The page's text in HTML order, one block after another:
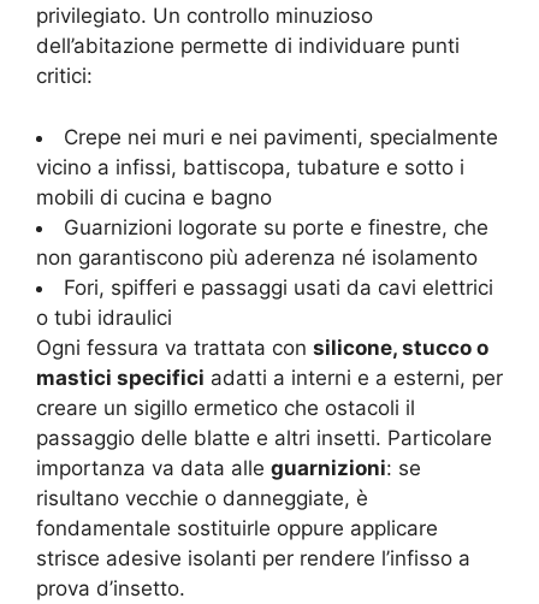
privilegiato. Un controllo minuzioso
dell’abitazione permette di individuare punti
critici:
Crepe nei muri e nei pavimenti, specialmente
vicino a infissi, battiscopa, tubature e sotto i
mobili di cucina e bagno
Guarnizioni logorate su porte e finestre, che
non garantiscono più aderenza né isolamento
Fori, spifferi e passaggi usati da cavi elettrici
o tubi idraulici
Ogni fessura va trattata con silicone, stucco o
mastici specifici adatti a interni e a esterni, per
creare un sigillo ermetico che ostacoli il
passaggio delle blatte e altri insetti. Particolare
importanza va data alle guarnizioni: se
risultano vecchie o danneggiate, è
fondamentale sostituirle oppure applicare
strisce adesive isolanti per rendere l’infisso a
prova d’insetto.